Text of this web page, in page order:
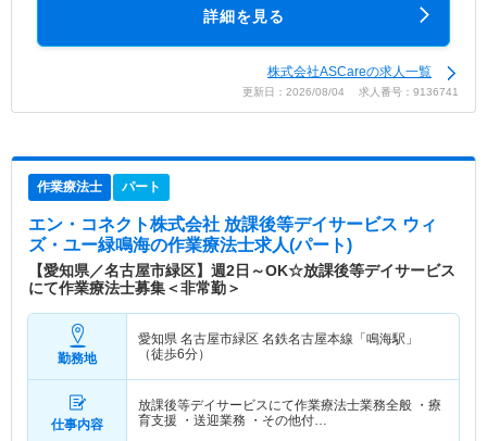
詳細を見る
株式会社ASCareの求人一覧
更新日：2026/08/04 求人番号：9136741
作業療法士 パート
エン・コネクト株式会社 放課後等デイサービス ウィ
ズ・ユー緑鳴海の作業療法士求人(パート)
【愛知県／名古屋市緑区】週2日～OK☆放課後等デイサービス
にて作業療法士募集＜非常勤＞
勤務地
愛知県 名古屋市緑区 名鉄名古屋本線「鳴海駅」
（徒歩6分）
仕事内容
放課後等デイサービスにて作業療法士業務全般 ・療
育支援 ・送迎業務 ・その他付…